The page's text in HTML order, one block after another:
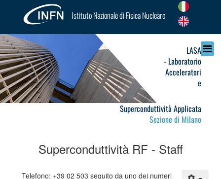
Istituto Nazionale di Fisica Nucleare
LASA
- Laboratorio
Acceleratori
e
Superconduttività Applicata
Sezione di Milano
Superconduttività RF - Staff
Telefono: +39 02 503 seguito da uno dei numeri